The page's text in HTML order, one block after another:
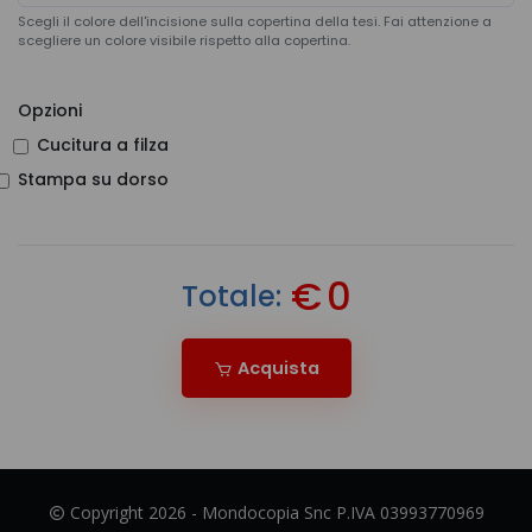
Scegli il colore dell'incisione sulla copertina della tesi. Fai attenzione a
scegliere un colore visibile rispetto alla copertina.
Opzioni
Cucitura a filza
Stampa su dorso
Totale: €0
Acquista
Copyright 2026 - Mondocopia Snc P.IVA 03993770969